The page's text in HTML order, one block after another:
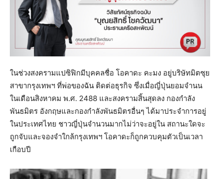
ในช่วงสงครามแปซิฟิกมีบุคคลชื่อ โอคาดะ คะมง อยู่บริษัทมิตซุย
สาขากรุงเทพฯ ที่พ่อของฉัน ติดต่อธุรกิจ ซึ่งเมื่อญี่ปุ่นยอมจำนน
ในเดือนสิงหาคม พ.ศ. 2488 และสงครามสิ้นสุดลง กองกำลัง
พันธมิตร อังกฤษและกองกำลังพันธมิตรอื่นๆ ได้มาประจําการอยู่
ในประเทศไทย ชาวญี่ปุ่นจํานวนมากไม่ว่าจะอยู่ใน สถานะใดจะ
ถูกจับและจองจำใกล้กรุงเทพฯ โอคาดะก็ถูกควบคุมตัวเป็นเวลา
เกือบปี